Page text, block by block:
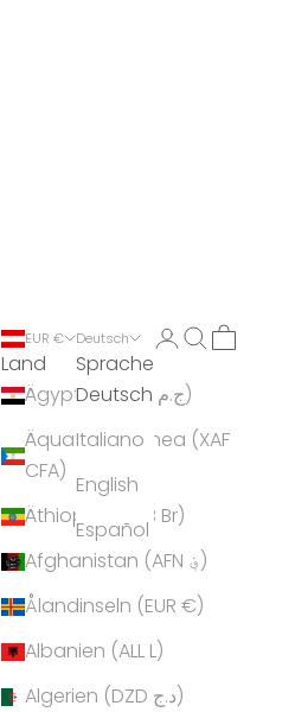
EUR €
Land
Ägypten (EGP ج.م)
Äquatorialguinea (XAF
CFA)
Äthiopien (ETB Br)
Afghanistan (AFN ؋)
Ålandinseln (EUR €)
Albanien (ALL L)
Algerien (DZD د.ج)
Deutsch
Sprache
Deutsch
Italiano
English
Español
Anmelden
Suchen